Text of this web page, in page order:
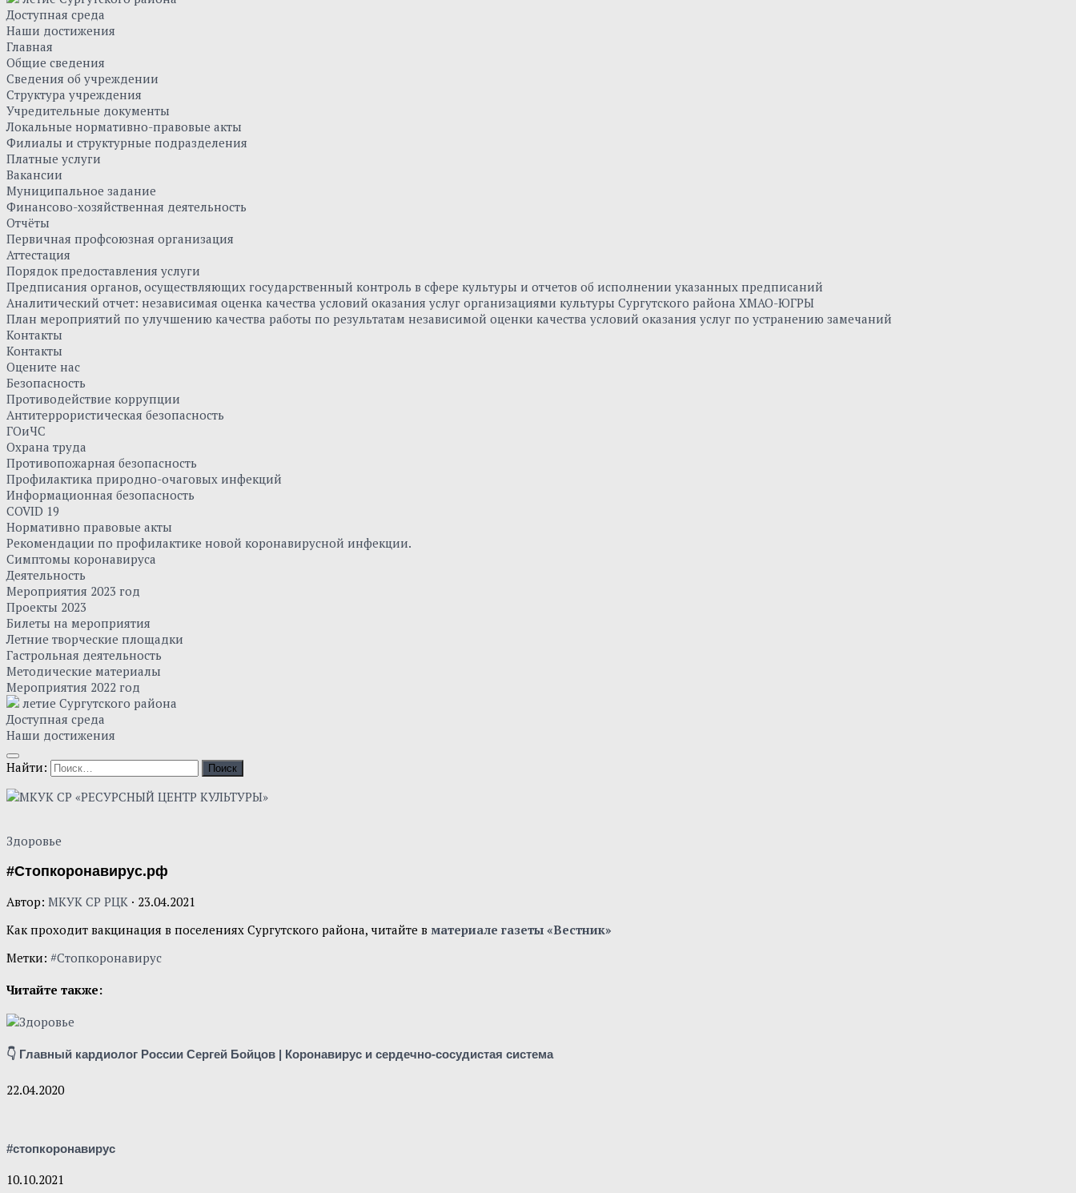
Доступная среда
Наши достижения
Главная
Общие сведения
Сведения об учреждении
Структура учреждения
Учредительные документы
Локальные нормативно-правовые акты
Филиалы и структурные подразделения
Платные услуги
Вакансии
Муниципальное задание
Финансово-хозяйственная деятельность
Отчёты
Первичная профсоюзная организация
Аттестация
Порядок предоставления услуги
Предписания органов, осуществляющих государственный контроль в сфере культуры и отчетов об исполнении указанных предписаний
Аналитический отчет: независимая оценка качества условий оказания услуг организациями культуры Сургутского района ХМАО-ЮГРЫ
План мероприятий по улучшению качества работы по результатам независимой оценки качества условий оказания услуг по устранению замечаний
Контакты
Контакты
Оцените нас
Безопасность
Противодействие коррупции
Антитеррористическая безопасность
ГОиЧС
Охрана труда
Противопожарная безопасность
Профилактика природно-очаговых инфекций
Информационная безопасность
COVID 19
Нормативно правовые акты
Рекомендации по профилактике новой коронавирусной инфекции.
Симптомы коронавируса
Деятельность
Мероприятия 2023 год
Проекты 2023
Билеты на мероприятия
Летние творческие площадки
Гастрольная деятельность
Методические материалы
Мероприятия 2022 год
летие Сургутского района
Доступная среда
Наши достижения
Найти:
Здоровье
#Стопкоронавирус.рф
Автор: МКУК СР РЦК · 23.04.2021
Как проходит вакцинация в поселениях Сургутского района, читайте в материале газеты «Вестник»
Метки: #Стопкоронавирус
Читайте также:
👇 Главный кардиолог России Сергей Бойцов | Коронавирус и сердечно-сосудистая система
22.04.2020
#стопкоронавирус
10.10.2021